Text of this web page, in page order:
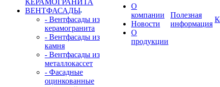
КЕРАМОГРАНИТА
ВЕНТФАСАДЫ
- Вентфасады из
керамогранита
- Вентфасады из
камня
- Вентфасады из
металлокассет
- Фасадные
оцинкованные
О
компании
Новости
О
продукции
Полезная
информация